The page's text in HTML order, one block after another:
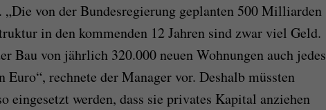
„Die von der Bundesregierung geplanten 500 Milliarden
in den kommenden 12 Jahren sind zwar viel Geld.
Bau von jährlich 320.000 neuen Wohnungen auch jedes
rechnete der Manager vor. Deshalb müssten
eingesetzt werden, dass sie privates Kapital anziehen